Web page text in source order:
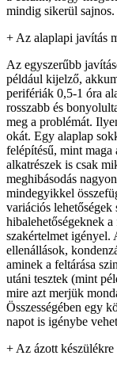
mindig sikerül sajnos.
+ Az alaplapi javítás
Az egyszerűbb
például kijelző,
perifériák 0,5-1 óra
rosszabb és
meg a problémát.
okát. Egy alaplap
felépítésű, mint maga
alkatrészek is csak
meghibásodás
mindegyikkel
variációs lehetőségek
hibalehetőségeknek
szakértelmet igényel.
ellenállások,
aminek a feltárása
utáni tesztek (mint
mire azt merjük
Összességében egy
napot is igénybe
+ Az ázott